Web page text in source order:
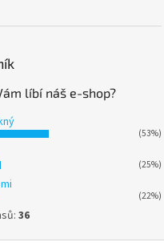
líbí náš e-shop?
(53%)
(25%)
(22%)
36